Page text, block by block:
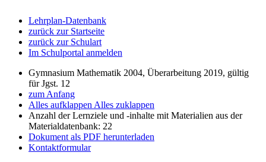
Lehrplan-Datenbank
zurück zur Startseite
zurück zur Schulart
Im Schulportal anmelden
Gymnasium Mathematik 2004, Überarbeitung 2019, gültig
für Jgst. 12
zum Anfang
Alles aufklappen Alles zuklappen
Anzahl der Lernziele und -inhalte mit Materialien aus der
Materialdatenbank: 22
Dokument als PDF herunterladen
Kontaktformular